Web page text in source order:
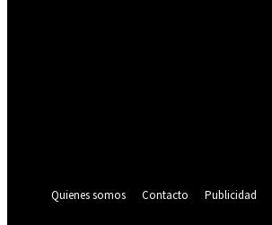
Quienes somos
Contacto Publicidad